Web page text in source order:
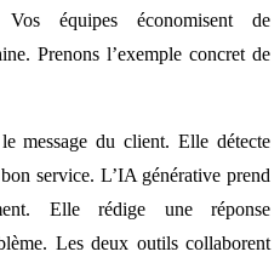
équipes économisent de
Prenons l’exemple concret de
message du client. Elle détecte
service. L’IA générative prend
Elle rédige une réponse
Les deux outils collaborent